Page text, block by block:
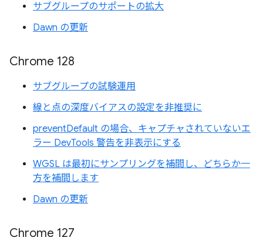
サブグループのサポートの拡大
Dawn の更新
Chrome 128
サブグループの試験運用
線と点の深度バイアスの設定を非推奨に
preventDefault の場合、キャプチャされていないエ
ラー DevTools 警告を非表示にする
WGSL は最初にサンプリングを補間し、どちらか一
方を補間します
Dawn の更新
Chrome 127